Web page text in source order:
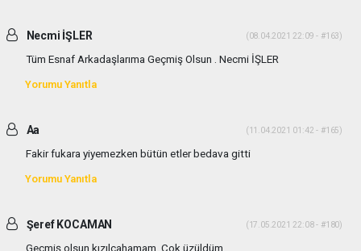
Necmi İŞLER (08.04.2021 22:09 - #163)
Tüm Esnaf Arkadaşlarıma Geçmiş Olsun . Necmi İŞLER
Yorumu Yanıtla
Aa (11.04.2021 01:42 - #165)
Fakir fukara yiyemezken bütün etler bedava gitti
Yorumu Yanıtla
Şeref KOCAMAN (17.05.2021 22:08 - #180)
Geçmiş olsun kızılcahamam. Çok üzüldüm.